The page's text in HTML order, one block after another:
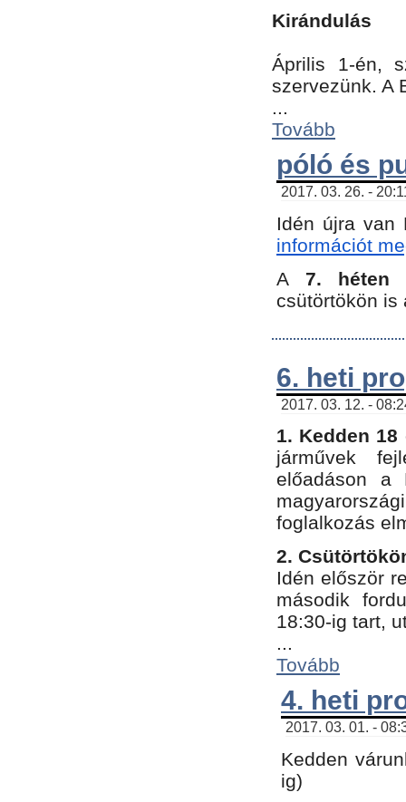
Kirándulás
Április 1-én,
szervezünk. A
...
Tovább
póló és
2017. 03. 26. -
Idén újra van
információt
A 7. héten
csütörtökön is
6. heti
2017. 03. 12. -
1. Kedden 18
járművek
előadáson a
foglalkozás
2.
Idén először
második
18:30-ig tart,
...
Tovább
4. heti
2017. 03. 01. -
Kedden
ig)